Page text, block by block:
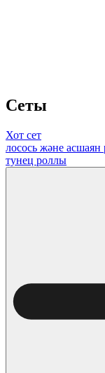
Сеты
Хот сет
лосось және
тунец роллы